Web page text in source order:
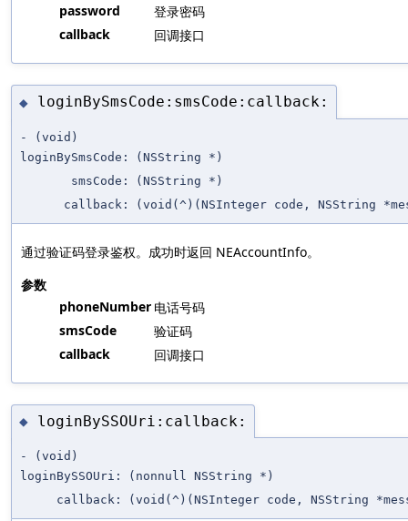
password
登录密码
callback
回调接口
◆ loginBySmsCode:smsCode:callback:
- (void)
loginBySmsCode:
(NSString *)
smsCode:
(NSString *)
callback:
(void(^)(NSInteger code, NSString
通过验证码登录鉴权。成功时返回 NEAccountInfo。
参数
phoneNumber 电话号码
smsCode
验证码
callback
回调接口
◆ loginBySSOUri:callback:
- (void)
loginBySSOUri:
(nonnull NSString *)
callback:
(void(^)(NSInteger code, NSString